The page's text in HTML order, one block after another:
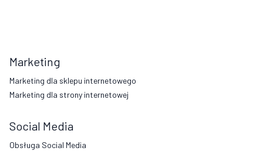
Marketing
Marketing dla sklepu internetowego
Marketing dla strony internetowej
Social Media
Obsługa Social Media